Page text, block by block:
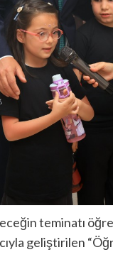
teminatı
geliştirilen